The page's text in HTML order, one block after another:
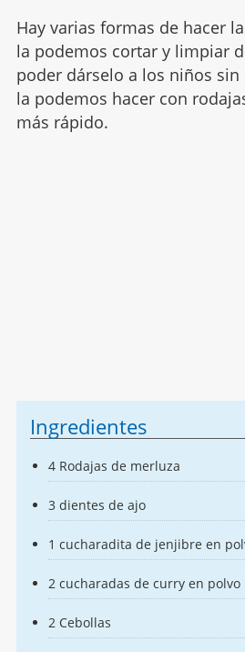
Hay varias formas de hacer la
la podemos cortar y limpiar
poder dárselo a los niños
la podemos hacer con
más rápido.
Ingredientes
4 Rodajas de merluza
3 dientes de ajo
1 cucharadita de jenjibre en
2 cucharadas de curry en polvo
2 Cebollas